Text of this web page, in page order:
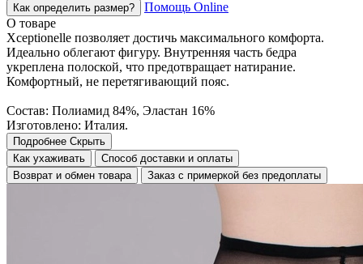
Как определить размер?
Помощь Online
О товаре
Xceptionelle позволяет достичь максимального комфорта.
Идеально облегают фигуру. Внутренняя часть бедра
укреплена полоской, что предотвращает натирание.
Комфортный, не перетягивающий пояс.
Состав: Полиамид 84%, Эластан 16%
Изготовлено: Италия.
Подробнее Скрыть
Как ухаживать
Способ доставки и оплаты
Возврат и обмен товара
Заказ с примеркой без предоплаты